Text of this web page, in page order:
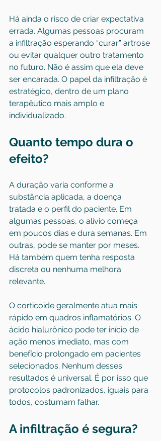
Há ainda o risco de criar expectativa
errada. Algumas pessoas procuram
a infiltração esperando “curar” artrose
ou evitar qualquer outro tratamento
no futuro. Não é assim que ela deve
ser encarada. O papel da infiltração é
estratégico, dentro de um plano
terapêutico mais amplo e
individualizado.
Quanto tempo dura o
efeito?
A duração varia conforme a
substância aplicada, a doença
tratada e o perfil do paciente. Em
algumas pessoas, o alívio começa
em poucos dias e dura semanas. Em
outras, pode se manter por meses.
Há também quem tenha resposta
discreta ou nenhuma melhora
relevante.
O corticoide geralmente atua mais
rápido em quadros inflamatórios. O
ácido hialurônico pode ter início de
ação menos imediato, mas com
benefício prolongado em pacientes
selecionados. Nenhum desses
resultados é universal. É por isso que
protocolos padronizados, iguais para
todos, costumam falhar.
A infiltração é segura?